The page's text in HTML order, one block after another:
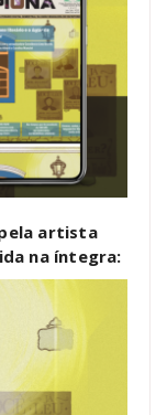
artista
na íntegra: